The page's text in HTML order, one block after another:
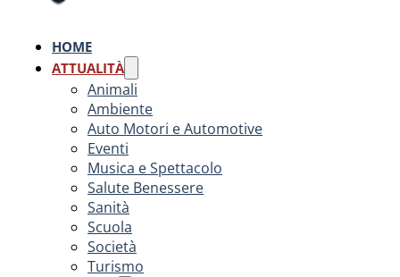
HOME
ATTUALITÀ
Animali
Ambiente
Auto Motori e Automotive
Eventi
Musica e Spettacolo
Salute Benessere
Sanità
Scuola
Società
Turismo